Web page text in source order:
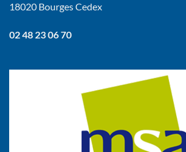
18020 Bourges Cedex
02 48 23 06 70